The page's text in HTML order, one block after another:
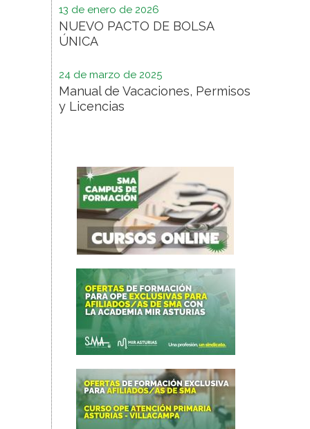
13 de enero de 2026
NUEVO PACTO DE BOLSA
ÚNICA
24 de marzo de 2025
Manual de Vacaciones, Permisos
y Licencias